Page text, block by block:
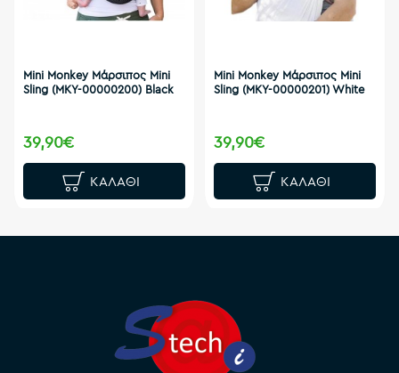
Mini Monkey Μάρσιπος Mini
Sling (MKY-00000200) Black
39,90€
ΚΑΛΆΘΙ
Mini Monkey Μάρσιπος Mini
Sling (MKY-00000201) White
39,90€
ΚΑΛΆΘΙ